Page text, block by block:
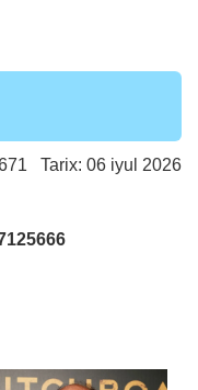
671 Tarix: 06 iyul 2026